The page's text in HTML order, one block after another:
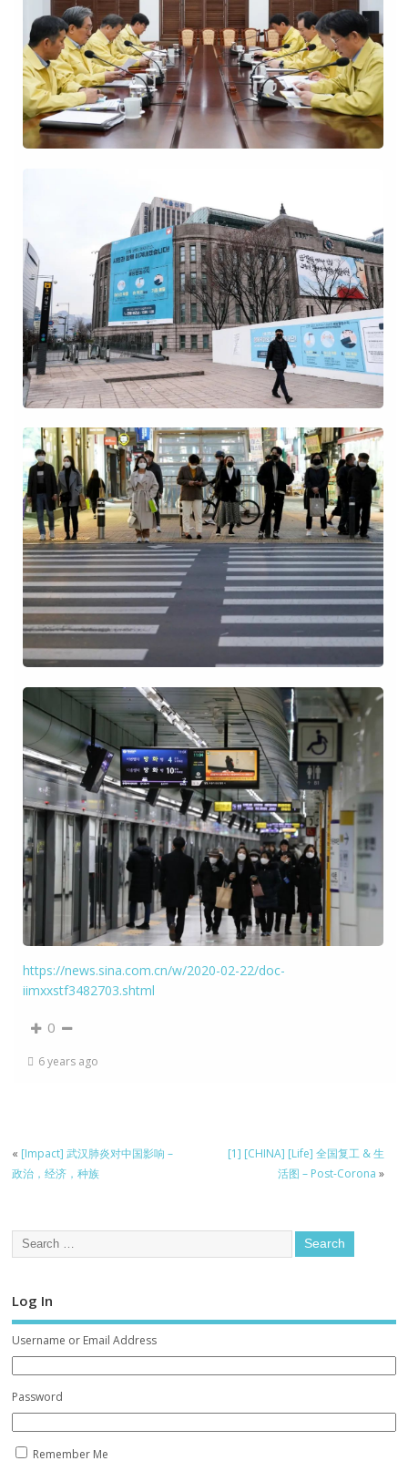
https://news.sina.com.cn/w/2020-02-22/doc-
iimxxstf3482703.shtml
0
6 years ago
« [Impact] 武汉肺炎对中国影响 –
政治，经济，种族
[1] [CHINA] [Life] 全国复工 & 生
活图 – Post-Corona »
Log In
Username or Email Address
Password
Remember Me